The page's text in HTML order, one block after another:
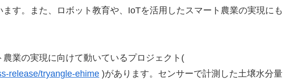
す。また、ロボット教育や、IoTを活用したスマート農業の実現にも
業の実現に向けて動いているプロジェクト(
release/tryangle-ehime )があります。センサーで計測した土壌水分量